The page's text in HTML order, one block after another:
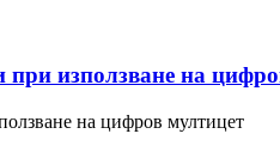
използване на
на цифров мултицет